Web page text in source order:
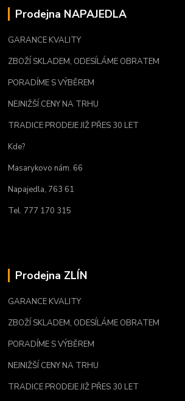
Prodejna NAPAJEDLA
GARANCE KVALITY
ZBOŽÍ SKLADEM, ODESÍLÁME OBRATEM
PORADÍME S VÝBĚREM
NEJNIŽŠÍ CENY NA TRHU
TRADICE PRODEJE JIŽ PŘES 30 LET
Kde?
Masarykovo nám. 66
Napajedla, 763 61
Tel. 777 170 315
Prodejna ZLÍN
GARANCE KVALITY
ZBOŽÍ SKLADEM, ODESÍLÁME OBRATEM
PORADÍME S VÝBĚREM
NEJNIŽŠÍ CENY NA TRHU
TRADICE PRODEJE JIŽ PŘES 30 LET